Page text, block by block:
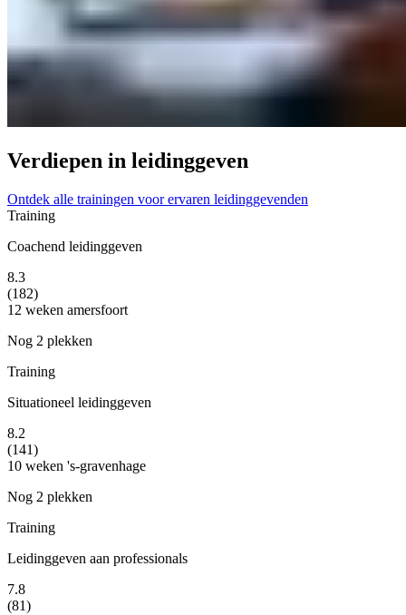
Verdiepen in leidinggeven
Ontdek alle trainingen voor ervaren leidinggevenden
Training
Coachend leidinggeven
8.3
(182)
12 weken amersfoort
Nog 2 plekken
Training
Situationeel leidinggeven
8.2
(141)
10 weken 's-gravenhage
Nog 2 plekken
Training
Leidinggeven aan professionals
7.8
(81)